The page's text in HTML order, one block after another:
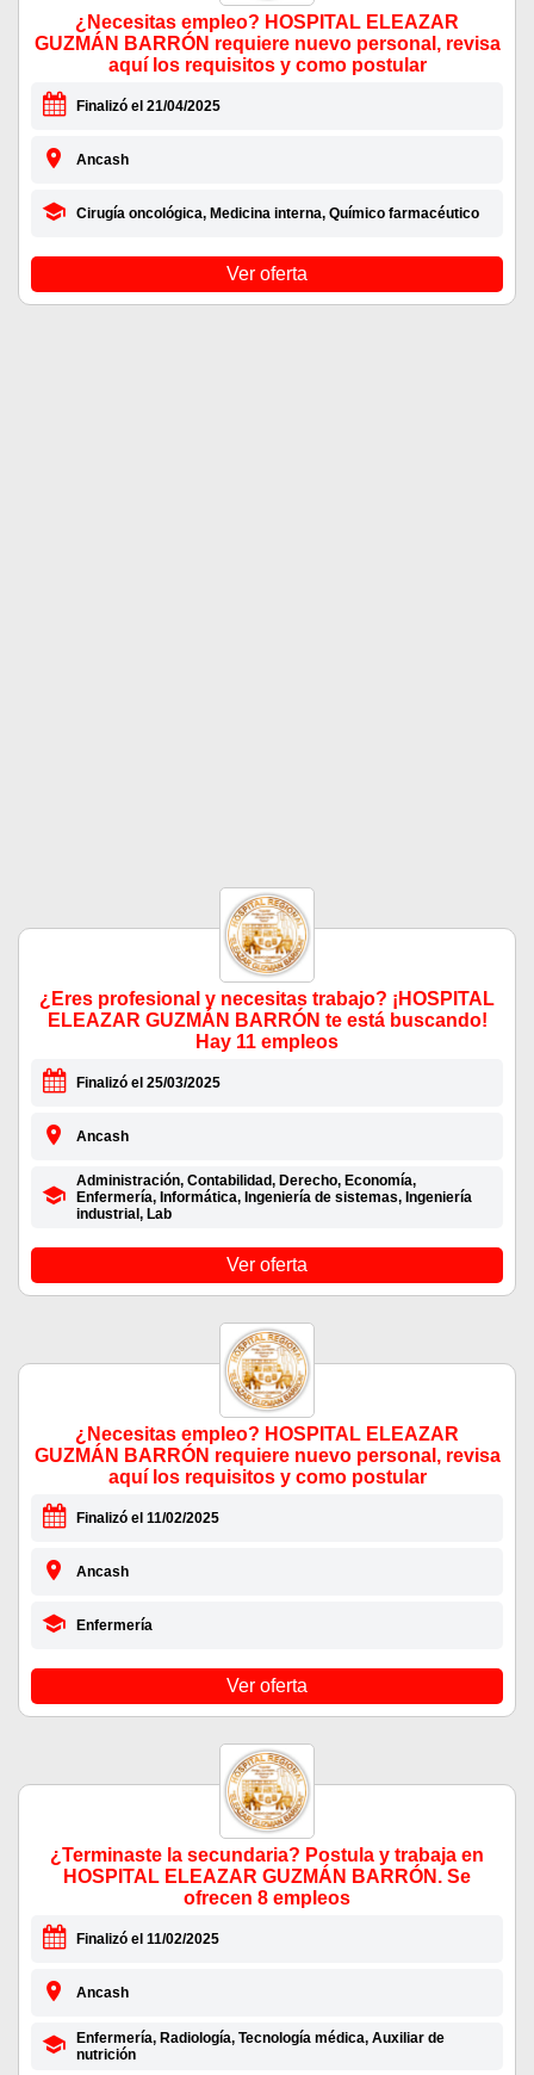
¿Necesitas empleo? HOSPITAL ELEAZAR
GUZMÁN BARRÓN requiere nuevo personal, revisa
aquí los requisitos y como postular
Finalizó el 21/04/2025
Ancash
Cirugía oncológica, Medicina interna, Químico farmacéutico
Ver oferta
¿Eres profesional y necesitas trabajo? ¡HOSPITAL
ELEAZAR GUZMÁN BARRÓN te está buscando!
Hay 11 empleos
Finalizó el 25/03/2025
Ancash
Administración, Contabilidad, Derecho, Economía,
Enfermería, Informática, Ingeniería de sistemas, Ingeniería
industrial, Lab
Ver oferta
¿Necesitas empleo? HOSPITAL ELEAZAR
GUZMÁN BARRÓN requiere nuevo personal, revisa
aquí los requisitos y como postular
Finalizó el 11/02/2025
Ancash
Enfermería
Ver oferta
¿Terminaste la secundaria? Postula y trabaja en
HOSPITAL ELEAZAR GUZMÁN BARRÓN. Se
ofrecen 8 empleos
Finalizó el 11/02/2025
Ancash
Enfermería, Radiología, Tecnología médica, Auxiliar de
nutrición